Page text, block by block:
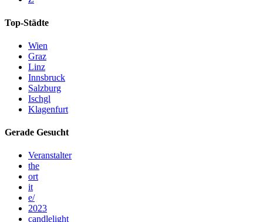
Top-Städte
Wien
Graz
Linz
Innsbruck
Salzburg
Ischgl
Klagenfurt
Gerade Gesucht
Veranstalter
the
ort
it
e/
2023
candlelight